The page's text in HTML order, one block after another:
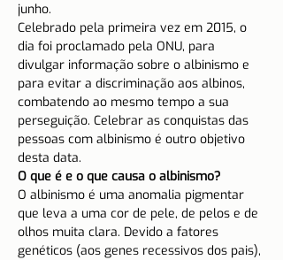
junho.
Celebrado pela primeira vez em 2015, o
dia foi proclamado pela ONU, para
divulgar informação sobre o albinismo e
para evitar a discriminação aos albinos,
combatendo ao mesmo tempo a sua
perseguição. Celebrar as conquistas das
pessoas com albinismo é outro objetivo
desta data.
O que é e o que causa o albinismo?
O albinismo é uma anomalia pigmentar
que leva a uma cor de pele, de pelos e de
olhos muita clara. Devido a fatores
genéticos (aos genes recessivos dos pais),